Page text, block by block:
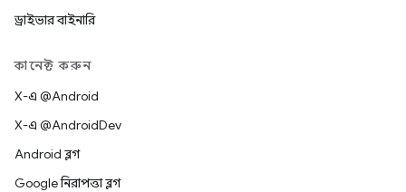
ড্রাইভার বাইনারি
কানেক্ট করুন
X-এ @Android
X-এ @AndroidDev
Android ব্লগ
Google নিরাপত্তা ব্লগ